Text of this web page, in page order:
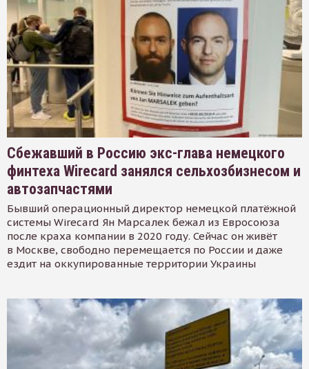
Сбежавший в Россию экс-глава немецкого
финтеха Wirecard занялся сельхозбизнесом и
автозапчастями
Бывший операционный директор немецкой платёжной
системы Wirecard Ян Марсалек бежал из Евросоюза
после краха компании в 2020 году. Сейчас он живёт
в Москве, свободно перемещается по России и даже
ездит на оккупированные территории Украины